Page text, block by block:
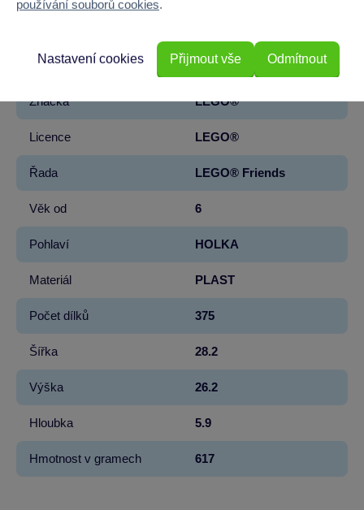
Kód produktu 5122-42650
Značka LEGO®
Licence LEGO®
Řada LEGO® Friends
Věk od 6
Pohlaví HOLKA
Materiál PLAST
Počet dílků 375
Šířka 28.2
Výška 26.2
Hloubka 5.9
Hmotnost v gramech 617
používání souborů cookies.
Odmítnout
Nastavení cookies Přijmout vše